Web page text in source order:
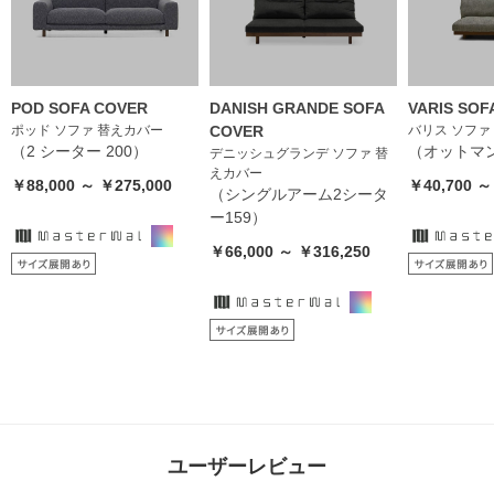
POD SOFA COVER
ポッド ソファ 替えカバー
（2 シーター 200）
￥88,000 ～ ￥275,000
DANISH GRANDE SOFA
COVER
デニッシュグランデ ソファ 替
えカバー
（シングルアーム2シータ
ー159）
￥66,000 ～ ￥316,250
VARIS
バリス ソフ
（オット
￥40,700
ユーザーレビュー